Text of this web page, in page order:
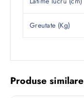
Greutate (Kg)
Produse similare